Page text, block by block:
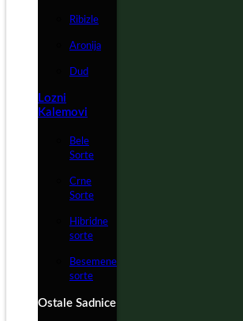
Ribizle
Aronija
Dud
Lozni
Kalemovi
Bele
Sorte
Crne
Sorte
Hibridne
sorte
Besemene
sorte
Ostale Sadnice